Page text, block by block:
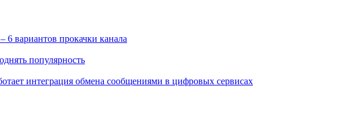
6 вариантов прокачки канала
популярность
интеграция обмена сообщениями в цифровых сервисах